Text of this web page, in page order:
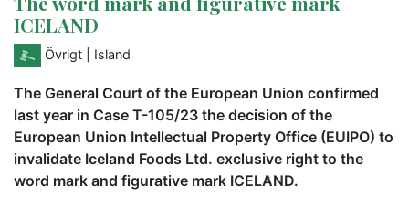
ICELAND
Övrigt | Island
The General Court of the European Union confirmed
last year in Case T-105/23 the decision of the
European Union Intellectual Property Office (EUIPO) to
invalidate Iceland Foods Ltd. exclusive right to the
word mark and figurative mark ICELAND.